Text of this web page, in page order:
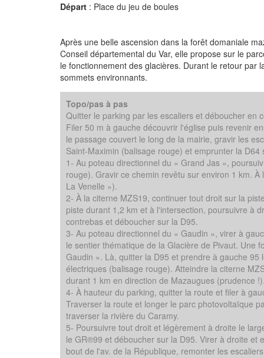
Départ : Place du jeu de boules
Après une belle ascension dans la forêt domaniale
Conseil départemental du Var, elle propose sur le
le fonctionnement des glacières. Durant le retour par
sommets environnants.
Topo/pas à pas
Quitter le parking par les escaliers et déboucher en
Filer 50 m à gauche découvrir l'église puis revenir
le passage couvert le long de la mairie, gravir les
Saint-Maximin (balisage rouge) et emprunter la
1- Au poteau directionnel du « Grand Jas »,
rouge). Gravir ce chemin revêtu sur environ 1 km.
La Venelle »).
2- À la citerne MZS19, continuer tout droit sur la
piste durant 1,2 km et à l'intersection, poursuivre à
contrebas et déboucher sur la D95.
3- Au poteau directionnel du « Gaudin », virer à
le sentier thématique de la Glacière de Pivaut. Une
Gaudin ». Là, quitter la D95 et prendre à gauche
électriques (balisage rouge). Atteindre la citerne
durant 1 km en direction de Mazaugues (prudence
4- À hauteur du parking, quitter la route et filer à
Traverser la route et longer le parc photovoltaïque
traverser la rivière du Caramy.
5- Poursuivre tout droit et légèrement à droite le
le GR®99 et déboucher sur la D95. Virer à droite et
bout de l'av. de la République, remonter les